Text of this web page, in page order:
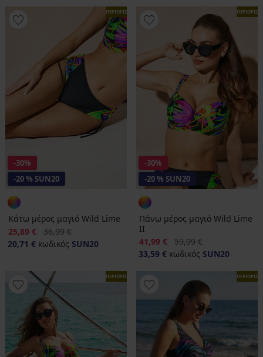
ΠΕΡΙΟΡΙΣΜΕΝΑ
-30%
-20 % SUN20
Κάτω μέρος μαγιό Wild Lime
Έκπτωση
25,89 € Αρχική τιμή
36,99 €
20,71 € κωδικός SUN20
-30%
-20 % SUN20
Πάνω μέρος μαγιό Wild Lime
II
Έκπτωση
41,99 € Αρχική τιμή
59,99 €
33,59 € κωδικός SUN20
ΠΕΡΙΟΡΙΣΜΕΝΑ